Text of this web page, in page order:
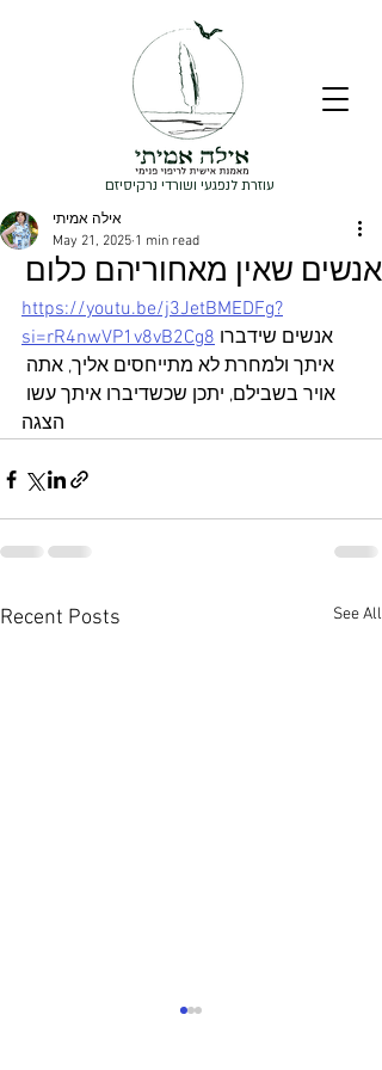
עוזרת לנפגעי ושורדי נרקיסיזם
אנשים שאין מאחוריהם כלום
אילה אמיתי
May 21, 2025 1 min read
https://youtu.be/j3JetBMEDFg?
si=rR4nwVP1v8vB2Cg8 אנשים שידברו
איתך ולמחרת לא מתייחסים אליך, אתה
אויר בשבילם, יתכן שכשדיברו איתך עשו
הצגה
Recent Posts See All